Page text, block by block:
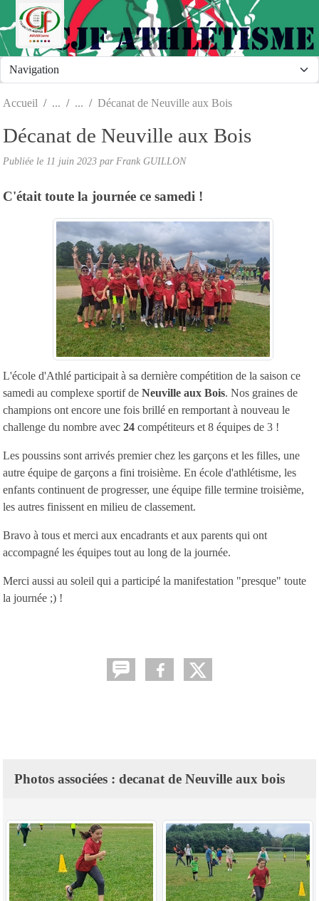
Accueil Décanat de Neuville aux Bois
Décanat de Neuville aux Bois
Publiée le 11 juin 2023 par Frank GUILLON
C'était toute la journée ce samedi !
L'école d'Athlé participait à sa dernière compétition de la saison ce
samedi au complexe sportif de Neuville aux Bois. Nos graines de
champions ont encore une fois brillé en remportant à nouveau le
challenge du nombre avec 24 compétiteurs et 8 équipes de 3 !
Les poussins sont arrivés premier chez les garçons et les filles, une
autre équipe de garçons a fini troisième. En école d'athlétisme, les
enfants continuent de progresser, une équipe fille termine troisième,
les autres finissent en milieu de classement.
Bravo à tous et merci aux encadrants et aux parents qui ont
accompagné les équipes tout au long de la journée.
Merci aussi au soleil qui a participé la manifestation "presque" toute
la journée ;) !
Photos associées : decanat de Neuville aux bois
Panneau de gestion des cookies